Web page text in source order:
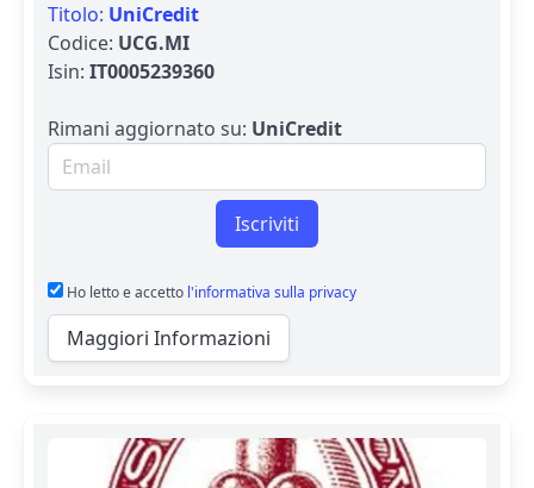
Titolo: UniCredit
Codice: UCG.MI
Isin: IT0005239360
Rimani aggiornato su: UniCredit
Email per newsletter
Iscriviti
Ho letto e accetto l'informativa sulla privacy
Maggiori Informazioni